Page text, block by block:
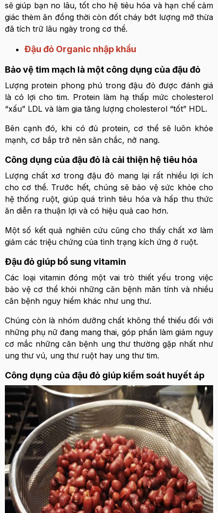
sẽ giúp bạn no lâu, tốt cho hệ tiêu hóa và hạn chế cảm
giác thèm ăn đồng thời còn đốt cháy bớt lượng mỡ thừa
đã tích trữ lâu ngày trong cơ thể.
Đậu đỏ Organic nhập khẩu
Bảo vệ tim mạch là một công dụng của đậu đỏ
Lượng protein phong phú trong đậu đỏ được đánh giá
là có lợi cho tim. Protein làm hạ thấp mức cholesterol
“xấu” LDL và làm gia tăng lượng cholesterol “tốt” HDL.
Bên cạnh đó, khi có đủ protein, cơ thể sẽ luôn khỏe
mạnh, cơ bắp trở nên săn chắc, nở nang.
Công dụng của đậu đỏ là cải thiện hệ tiêu hóa
Lượng chất xơ trong đậu đỏ mang lại rất nhiều lợi ích
cho cơ thể. Trước hết, chúng sẽ bảo vệ sức khỏe cho
hệ thống ruột, giúp quá trình tiêu hóa và hấp thu thức
ăn diễn ra thuận lợi và có hiệu quả cao hơn.
Một số kết quả nghiên cứu cũng cho thấy chất xơ làm
giảm các triệu chứng của tình trạng kích ứng ở ruột.
Đậu đỏ giúp bổ sung vitamin
Các loại vitamin đóng một vai trò thiết yếu trong việc
bảo vệ cơ thể khỏi những căn bệnh mãn tính và nhiều
căn bệnh nguy hiểm khác như ung thư.
Chúng còn là nhóm dưỡng chất không thể thiếu đối với
những phụ nữ đang mang thai, góp phần làm giảm nguy
cơ mắc những căn bệnh ung thư thường gặp nhất như
ung thư vú, ung thư ruột hay ung thư tim.
Công dụng của đậu đỏ giúp kiểm soát huyết áp